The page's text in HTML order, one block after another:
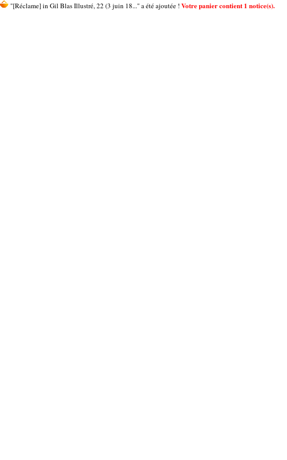
"[Réclame] in Gil Blas Illustré, 22 (3 juin 18..." a été ajoutée ! Votre panier contient 1 notice(s).